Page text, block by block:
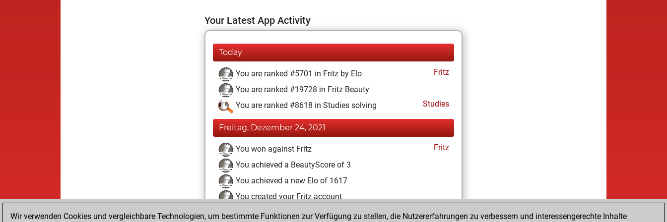
Your Latest App Activity
Today
You are ranked #5701 in Fritz by Elo
Fritz
You are ranked #19728 in Fritz Beauty
You are ranked #8618 in Studies solving
Studies
Freitag, Dezember 24, 2021
You won against Fritz
Fritz
You achieved a BeautyScore of 3
You achieved a new Elo of 1617
You created your Fritz account
Dienstag, Dezember 21, 2021
Wir verwenden Cookies und vergleichbare Technologien, um bestimmte Funktionen zur Verfügung zu stellen, die Nutzererfahrungen zu verbessern und interessengerechte Inhalte